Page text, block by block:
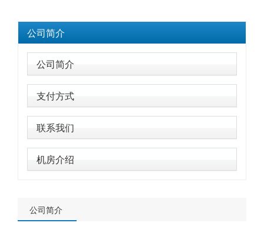
公司简介
公司简介
支付方式
联系我们
机房介绍
公司简介